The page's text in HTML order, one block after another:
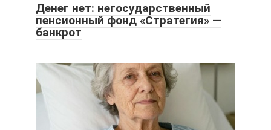
Денег нет: негосударственный
пенсионный фонд «Стратегия» —
банкрот